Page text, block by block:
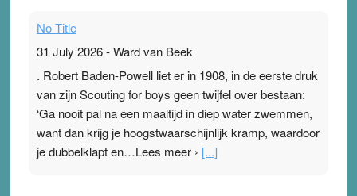
No Title
31 July 2026-Ward van Beek
. Robert Baden-Powell liet er in 1908, in de eerste druk
van zijn Scouting for boys geen twijfel over bestaan:
‘Ga nooit pal na een maaltijd in diep water zwemmen,
want dan krijg je hoogstwaarschijnlijk kramp, waardoor
je dubbelklapt en…Lees meer › [...]